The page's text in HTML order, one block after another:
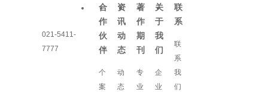
021-5411-
7777
合
作
伙
伴
个
案
资
讯
动
态
动
态
著
作
期
刊
专
业
关
于
我
们
企
业
联
系
联
系
我
们